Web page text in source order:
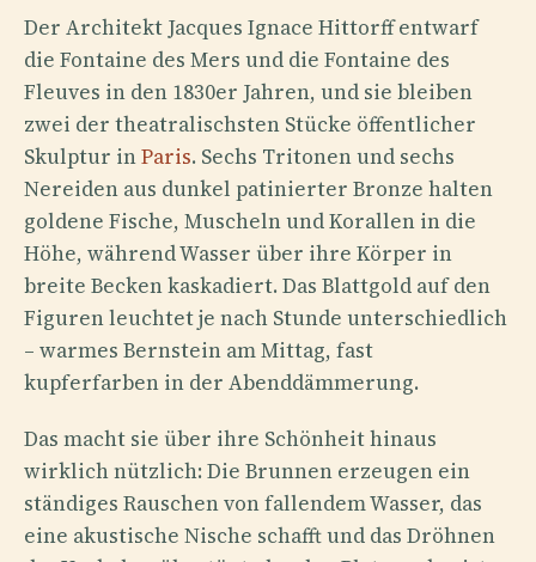
Der Architekt Jacques Ignace Hittorff entwarf
die Fontaine des Mers und die Fontaine des
Fleuves in den 1830er Jahren, und sie bleiben
zwei der theatralischsten Stücke öffentlicher
Skulptur inParis. Sechs Tritonen und sechs
Nereiden aus dunkel patinierter Bronze halten
goldene Fische, Muscheln und Korallen in die
Höhe, während Wasser über ihre Körper in
breite Becken kaskadiert. Das Blattgold auf den
Figuren leuchtet je nach Stunde unterschiedlich
– warmes Bernstein am Mittag, fast
kupferfarben in der Abenddämmerung.
Das macht sie über ihre Schönheit hinaus
wirklich nützlich: Die Brunnen erzeugen ein
ständiges Rauschen von fallendem Wasser, das
eine akustische Nische schafft und das Dröhnen